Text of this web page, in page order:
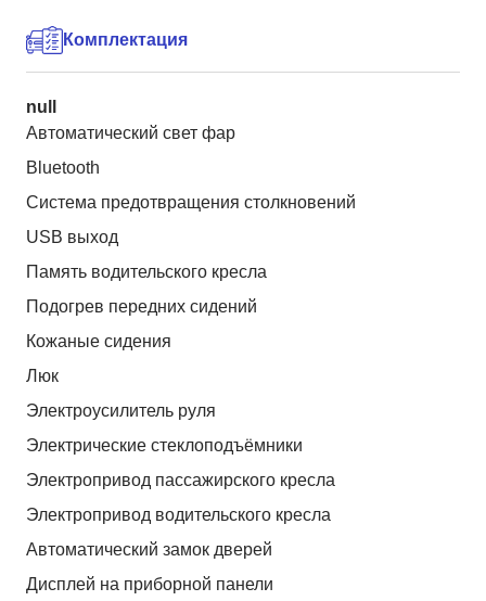
Комплектация
null
Автоматический свет фар
Bluetooth
Система предотвращения столкновений
USB выход
Память водительского кресла
Подогрев передних сидений
Кожаные сидения
Люк
Электроусилитель руля
Электрические стеклоподъёмники
Электропривод пассажирского кресла
Электропривод водительского кресла
Автоматический замок дверей
Дисплей на приборной панели